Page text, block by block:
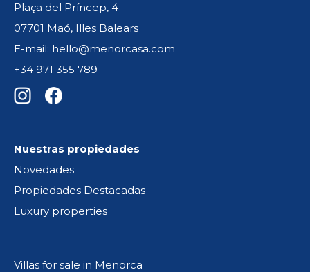
Plaça del Príncep, 4
07701 Maó, Illes Balears
E-mail: hello@menorcasa.com
+34 971 355 789
Nuestras propiedades
Novedades
Propiedades Destacadas
Luxury properties
Villas for sale in Menorca